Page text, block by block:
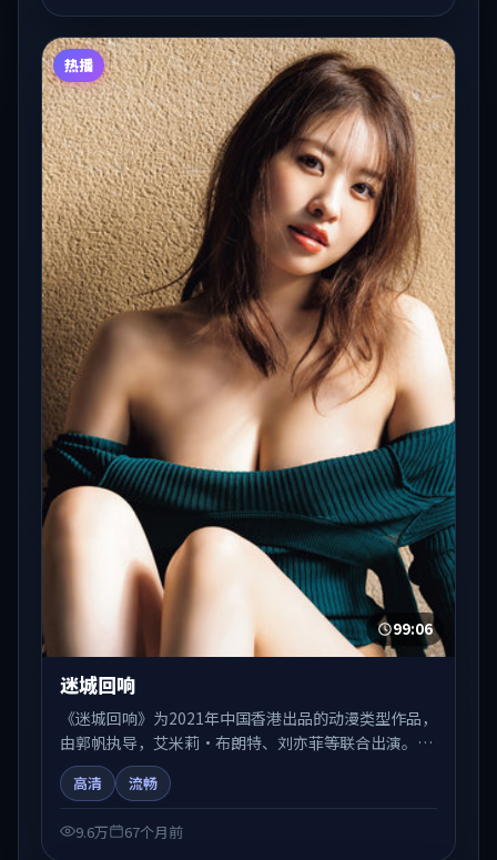
热播
99:06
迷城回响
《迷城回响》为2021年中国香港出品的动漫类型作品，
由郭帆执导，艾米莉·布朗特、刘亦菲等联合出演。剧
情在人物弧光与节奏推进中展开，兼具叙事张力与视听
质感。适合关注国产在线观看、热播国产剧与院线佳片
高清 流畅
9.6万 67个月前